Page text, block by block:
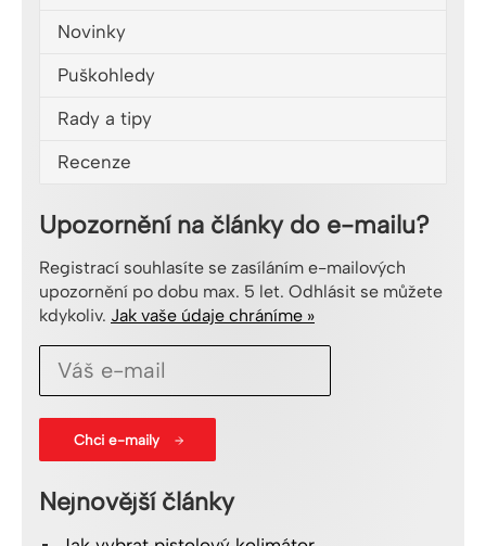
Novinky
Puškohledy
Rady a tipy
Recenze
Upozornění na články do e-mailu?
Registrací souhlasíte se zasíláním e-mailových
upozornění po dobu max. 5 let. Odhlásit se můžete
kdykoliv. Jak vaše údaje chráníme »
Nejnovější články